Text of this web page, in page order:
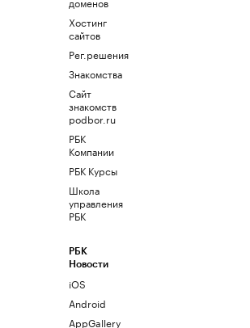
Хостинг
сайтов
Рег.решения
Знакомства
Сайт
знакомств
podbor.ru
РБК
Компании
РБК Курсы
Школа
управления
РБК
РБК
Новости
iOS
Android
AppGallery